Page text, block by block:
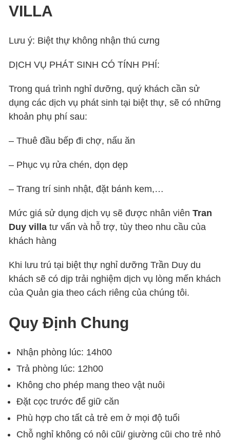
VILLA
Lưu ý: Biệt thự không nhận thú cưng
DỊCH VỤ PHÁT SINH CÓ TÍNH PHÍ:
Trong quá trình nghỉ dưỡng, quý khách cần sử
dụng các dịch vụ phát sinh tại biệt thự, sẽ có những
khoản phụ phí sau:
– Thuê đầu bếp đi chợ, nấu ăn
– Phục vụ rửa chén, dọn dẹp
– Trang trí sinh nhật, đặt bánh kem,…
Mức giá sử dụng dịch vụ sẽ được nhân viênTran
Duy villa tư vấn và hỗ trợ, tùy theo nhu cầu của
khách hàng
Khi lưu trú tại biệt thự nghỉ dưỡng Trần Duy du
khách sẽ có dịp trải nghiệm dịch vụ lòng mến khách
của Quản gia theo cách riêng của chúng tôi.
Quy Định Chung
Nhận phòng lúc: 14h00
Trả phòng lúc: 12h00
Không cho phép mang theo vật nuôi
Đặt cọc trước để giữ căn
Phù hợp cho tất cả trẻ em ở mọi độ tuổi
Chỗ nghỉ không có nôi cũi/ giường cũi cho trẻ nhỏ